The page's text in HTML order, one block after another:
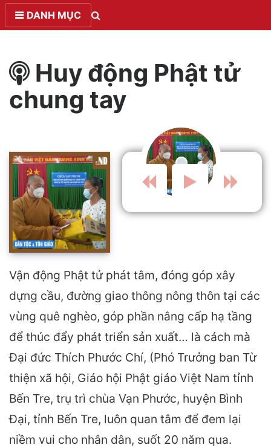
DANH MỤC
Huy động Phật tử
chung tay
Vận động Phật tử phát tâm, đóng góp xây
dựng cầu, đường giao thông nông thôn tại các
vùng quê nghèo, góp phần nâng cấp hạ tầng
để thúc đẩy phát triển sản xuất… là cách mà
Đại đức Thích Phước Chí, (Phó Trưởng ban Từ
thiện xã hội, Giáo hội Phật giáo Việt Nam tỉnh
Bến Tre, trụ trì chùa Vạn Phước, huyện Bình
Đại, tỉnh Bến Tre, luôn quan tâm để đem lại
niềm vui cho nhân dân, suốt 20 năm qua.